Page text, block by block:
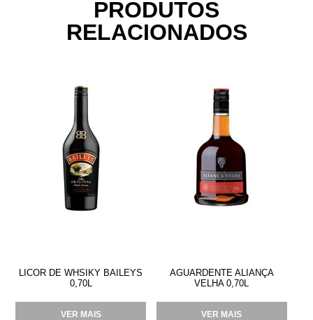
PRODUTOS
RELACIONADOS
LICOR DE WHSIKY BAILEYS
0,70L
VER MAIS
AGUARDENTE ALIANÇA
VELHA 0,70L
VER MAIS